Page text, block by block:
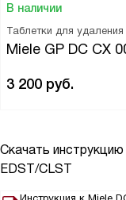
В наличии
Таблетки для удаления
Miele GP DC CX
3 200 руб.
Скачать
EDST/CLST